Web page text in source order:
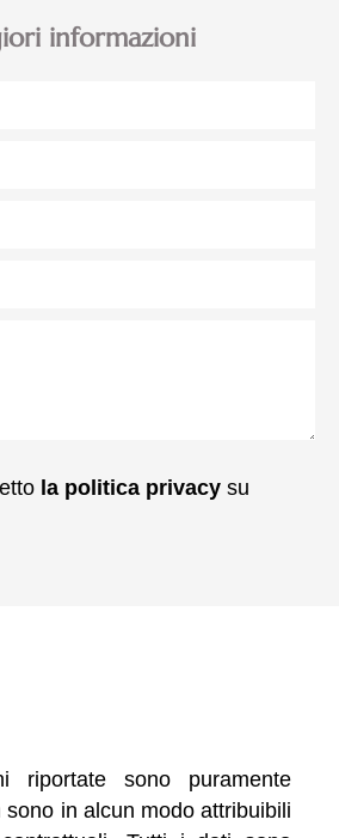
informazioni
la politica privacy su
riportate sono puramente
sono in alcun modo attribuibili